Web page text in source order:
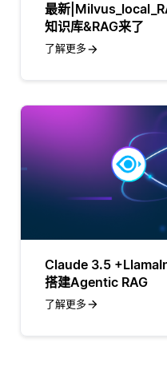
最新
知识库&RAG来了
了解更多
Claude 3.5
搭建Agentic RAG
了解更多